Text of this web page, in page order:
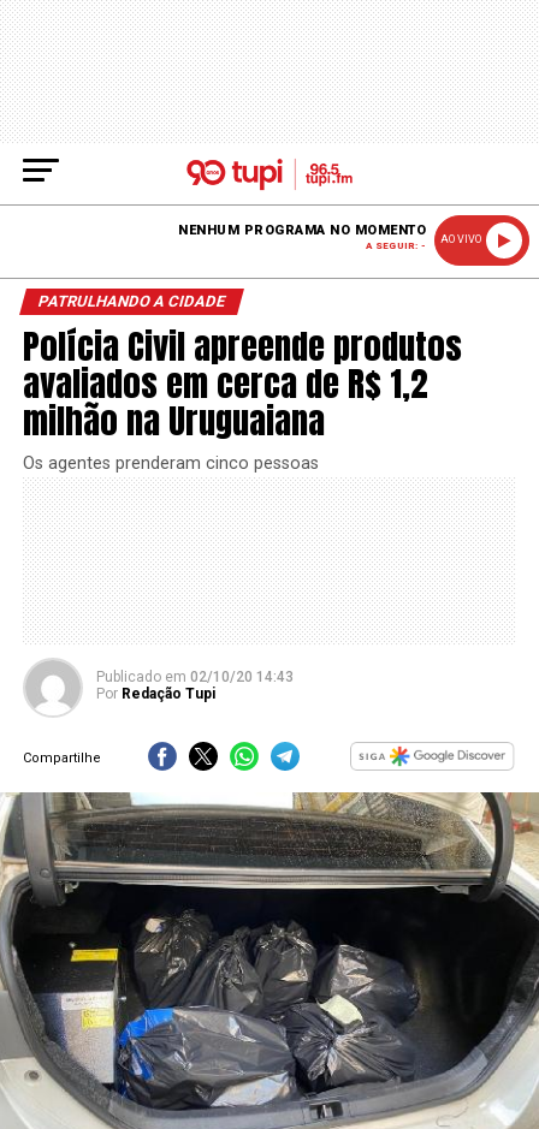
NENHUM PROGRAMA NO MOMENTO
A SEGUIR: -
AO VIVO
PATRULHANDO A CIDADE
Polícia Civil apreende produtos
avaliados em cerca de R$ 1,2
milhão na Uruguaiana
Os agentes prenderam cinco pessoas
Publicado em 02/10/20 14:43
Por Redação Tupi
Compartilhe